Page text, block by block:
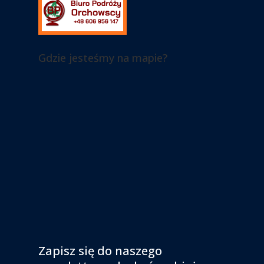
Gdzie jesteśmy na mapie?
Zapisz się do naszego